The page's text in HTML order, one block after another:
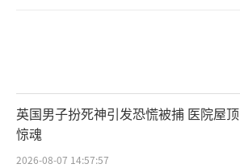
英国男子扮死神引发恐慌被捕 医院屋顶
惊魂
2026-08-07 14:57:57